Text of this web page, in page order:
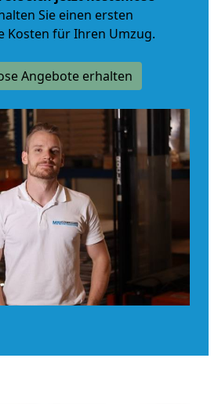
Sie einen ersten
Kosten für Ihren Umzug.
Angebote erhalten